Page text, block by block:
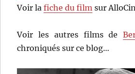
Voir lafiche du film sur
Voir les autres films de
chroniqués sur ce blog…